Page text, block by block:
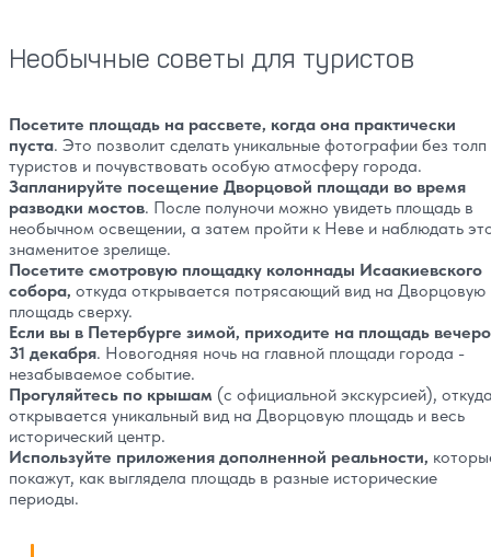
Необычные советы для туристов
Посетите площадь на рассвете, когда она практически
пуста. Это позволит сделать уникальные фотографии без толп
туристов и почувствовать особую атмосферу города.
Запланируйте посещение Дворцовой площади во время
разводки мостов. После полуночи можно увидеть площадь в
необычном освещении, а затем пройти к Неве и наблюдать
знаменитое зрелище.
Посетите смотровую площадку колоннады Исаакиевского
собора, откуда открывается потрясающий вид на Дворцовую
площадь сверху.
Если вы в Петербурге зимой, приходите на площадь
31 декабря. Новогодняя ночь на главной площади города -
незабываемое событие.
Прогуляйтесь по крышам (с официальной экскурсией),
открывается уникальный вид на Дворцовую площадь и весь
исторический центр.
Используйте приложения дополненной реальности,
покажут, как выглядела площадь в разные исторические
периоды.